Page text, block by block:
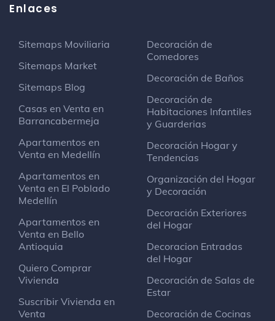
Éxito
Carrera 70 # 43-31
Starbucks
Cafetería
Avenida 74B # 39B-6
Encantigo Bar
Liga Antioqueña de Natacion
Escuela de natación
Restaurante latinoamericano
Enlaces
Sitemaps Moviliaria
Sitemaps Market
Sitemaps Blog
Casas en Venta en
Barrancabermeja
Apartamentos en
Venta en Medellín
Apartamentos en
Venta en El Poblado
Medellín
Apartamentos en
Venta en Bello
Antioquia
Quiero Comprar
Vivienda
Suscribir Vivienda en
Venta
Decoración de
Comedores
Decoración de Baños
Decoración de
Habitaciones Infantiles
y Guarderias
Decoración Hogar y
Tendencias
Organización del Hogar
y Decoración
Decoración Exteriores
del Hogar
Decoracion Entradas
del Hogar
Decoración de Salas de
Estar
Decoración de Cocinas